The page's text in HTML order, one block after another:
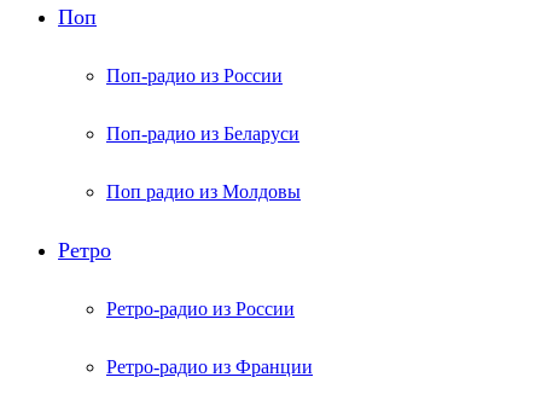
Поп
Поп-радио из России
Поп-радио из Беларуси
Поп радио из Молдовы
Ретро
Ретро-радио из России
Ретро-радио из Франции